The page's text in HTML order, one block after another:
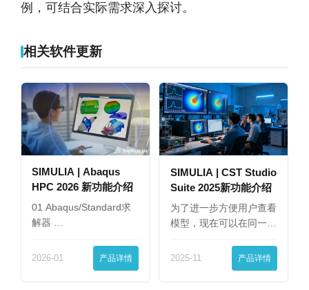
例，可结合实际需求深入探讨。
相关软件更新
SIMULIA | Abaqus
HPC 2026 新功能介绍
01 Abaqus/Standard求
解器 …
2026-01 产品详情
SIMULIA | CST Studio
Suite 2025新功能介绍
为了进一步方便用户查看
模型，现在可以在同一
2025-11 产品详情